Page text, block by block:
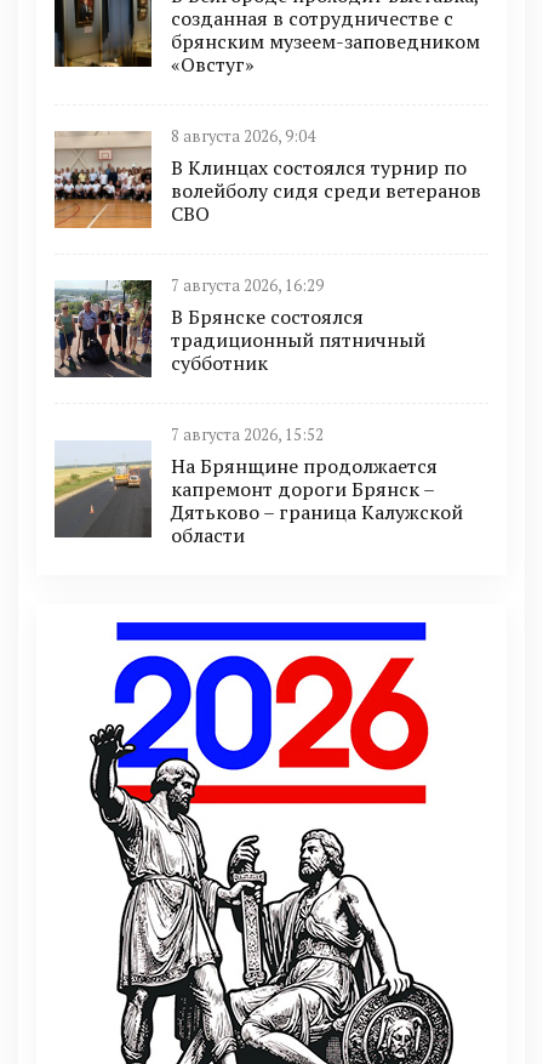
созданная в сотрудничестве с
брянским музеем-заповедником
«Овстуг»
8 августа 2026, 9:04
В Клинцах состоялся турнир по
волейболу сидя среди ветеранов
СВО
7 августа 2026, 16:29
В Брянске состоялся
традиционный пятничный
субботник
7 августа 2026, 15:52
На Брянщине продолжается
капремонт дороги Брянск –
Дятьково – граница Калужской
области